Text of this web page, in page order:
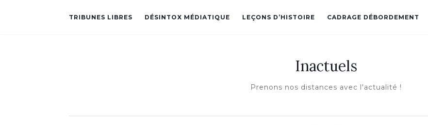
TRIBUNES LIBRES DÉSINTOX MÉDIATIQUE LEÇONS D’HISTOIRE CADRAGE DÉBORDEMENT
Inactuels
Prenons nos distances avec l'actualité !